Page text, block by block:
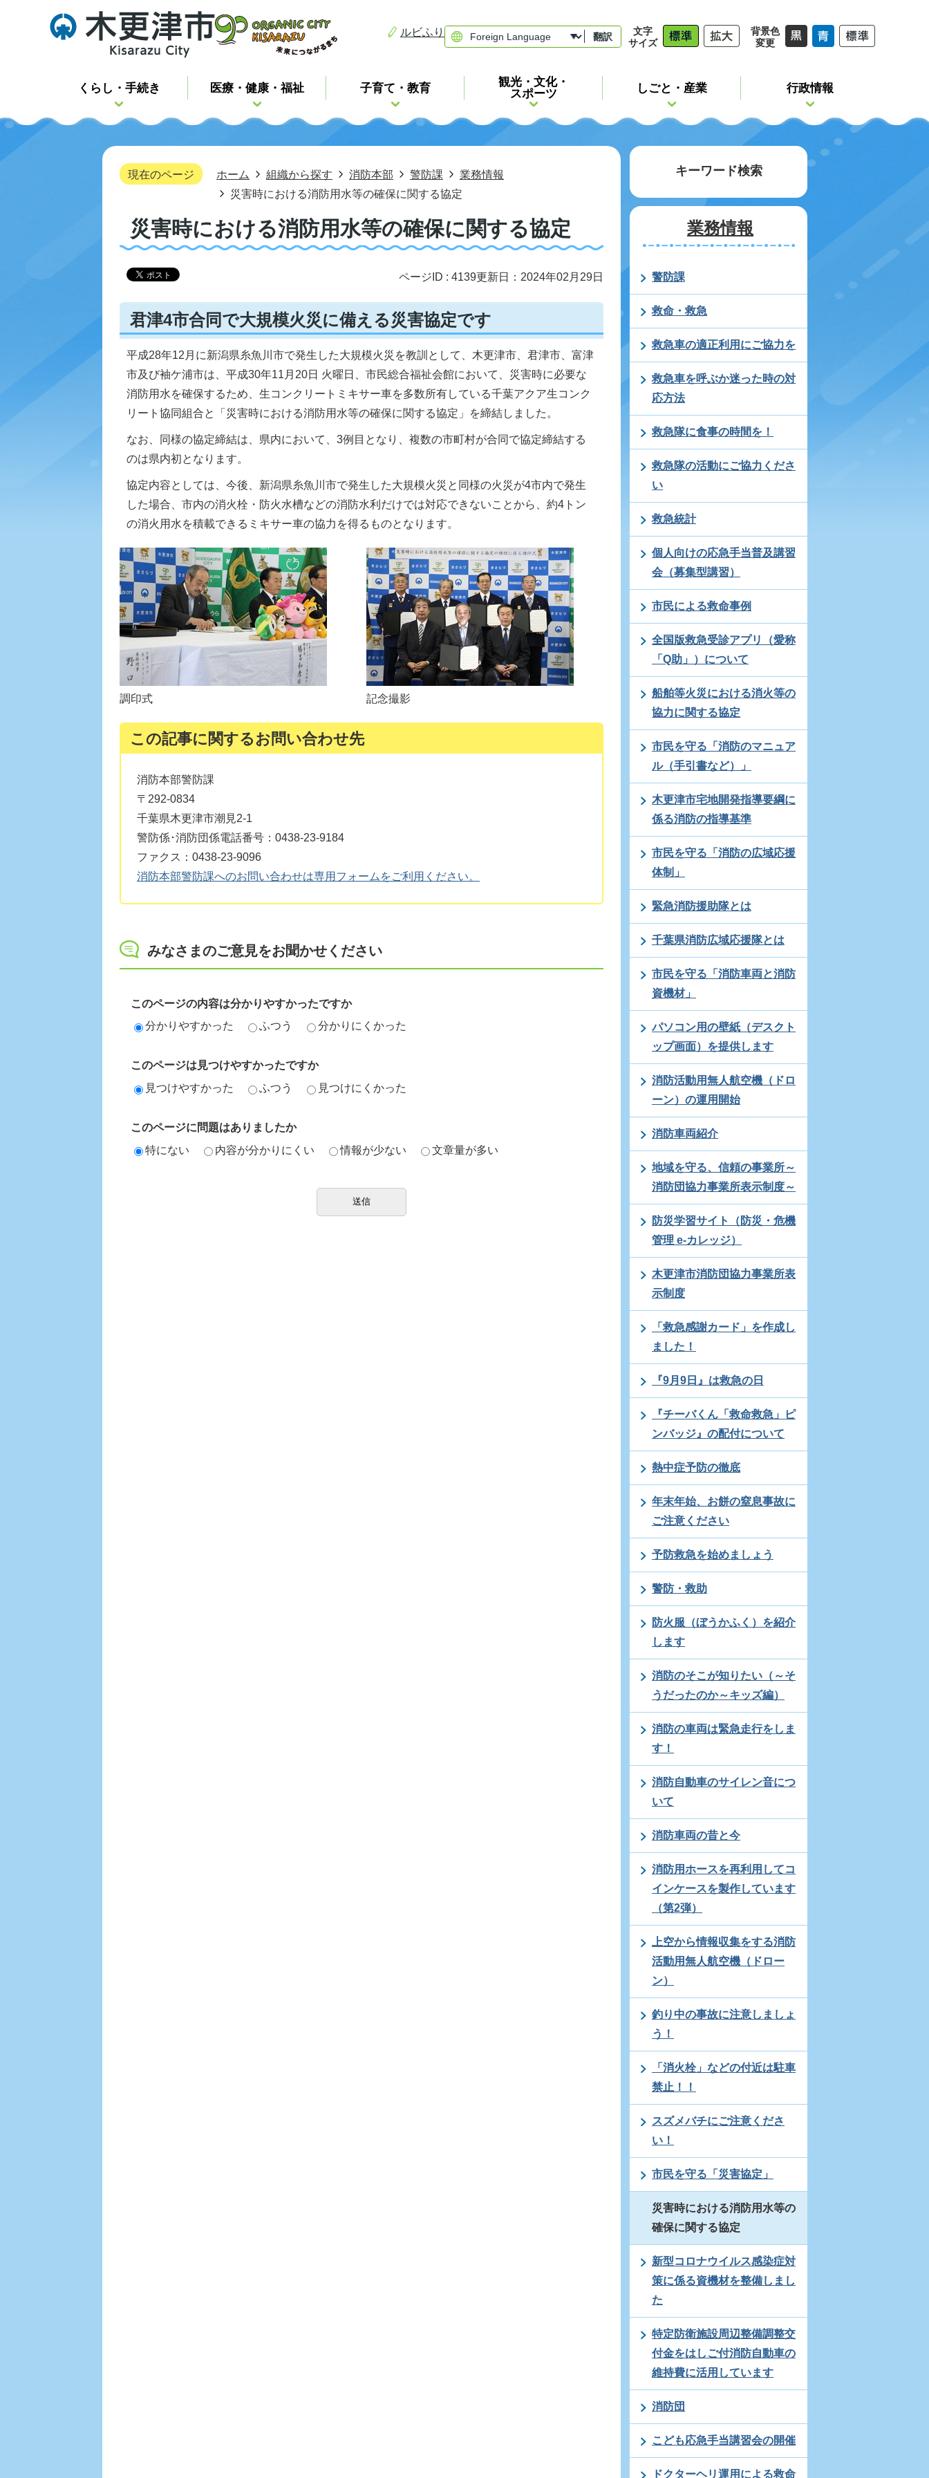
ルビふり 翻訳
文字
サイズ
背景色
変更
くらし・手続き 医療・健康・福祉 子育て・教育
観光・文化・
スポーツ
しごと・産業 行政情報
現在のページ ホーム 組織から探す 消防本部 警防課
業務情報
災害時における消防用水等の確保に関する協定
災害時における消防用水等の確保に関する協定
ページID : 4139更新日：2024年02月29日
君津4市合同で大規模火災に備える災害協定です
平成28年12月に新潟県糸魚川市で発生した大規模火災を教訓として、木更津市、君津市、富津
市及び袖ケ浦市は、平成30年11月20日 火曜日、市民総合福祉会館において、災害時に必要な
消防用水を確保するため、生コンクリートミキサー車を多数所有している千葉アクア生コンク
リート協同組合と「災害時における消防用水等の確保に関する協定」を締結しました。
なお、同様の協定締結は、県内において、3例目となり、複数の市町村が合同で協定締結する
のは県内初となります。
協定内容としては、今後、新潟県糸魚川市で発生した大規模火災と同様の火災が4市内で発生
した場合、市内の消火栓・防火水槽などの消防水利だけでは対応できないことから、約4トン
の消火用水を積載できるミキサー車の協力を得るものとなります。
調印式 記念撮影
この記事に関するお問い合わせ先
消防本部警防課
〒292-0834
千葉県木更津市潮見2-1
警防係･消防団係電話番号：0438-23-9184
ファクス：0438-23-9096
消防本部警防課へのお問い合わせは専用フォームをご利用ください。
みなさまのご意見をお聞かせください
このページの内容は分かりやすかったですか
分かりやすかった
ふつう 分かりにくかった
このページは見つけやすかったですか
見つけやすかった
ふつう 見つけにくかった
このページに問題はありましたか
特にない
内容が分かりにくい 情報が少ない 文章量が多い
キーワード検索
業務情報
警防課
救命・救急
救急車の適正利用にご協力を
救急車を呼ぶか迷った時の対
応方法
救急隊に食事の時間を！
救急隊の活動にご協力くださ
い
救急統計
個人向けの応急手当普及講習
会（募集型講習）
市民による救命事例
全国版救急受診アプリ（愛称
「Q助」）について
船舶等火災における消火等の
協力に関する協定
市民を守る「消防のマニュア
ル（手引書など）」
木更津市宅地開発指導要綱に
係る消防の指導基準
市民を守る「消防の広域応援
体制」
緊急消防援助隊とは
千葉県消防広域応援隊とは
市民を守る「消防車両と消防
資機材」
パソコン用の壁紙（デスクト
ップ画面）を提供します
消防活動用無人航空機（ドロ
ーン）の運用開始
消防車両紹介
地域を守る、信頼の事業所～
消防団協力事業所表示制度～
防災学習サイト（防災・危機
管理 e-カレッジ）
木更津市消防団協力事業所表
示制度
「救急感謝カード」を作成し
ました！
『9月9日』は救急の日
『チーバくん「救命救急」ピ
ンバッジ』の配付について
熱中症予防の徹底
年末年始、お餅の窒息事故に
ご注意ください
予防救急を始めましょう
警防・救助
防火服（ぼうかふく）を紹介
します
消防のそこが知りたい（～そ
うだったのか～キッズ編）
消防の車両は緊急走行をしま
す！
消防自動車のサイレン音につ
いて
消防車両の昔と今
消防用ホースを再利用してコ
インケースを製作しています
（第2弾）
上空から情報収集をする消防
活動用無人航空機（ドロー
ン）
釣り中の事故に注意しましょ
う！
「消火栓」などの付近は駐車
禁止！！
スズメバチにご注意くださ
い！
市民を守る「災害協定」
災害時における消防用水等の
確保に関する協定
新型コロナウイルス感染症対
策に係る資機材を整備しまし
た
特定防衛施設周辺整備調整交
付金をはしご付消防自動車の
維持費に活用しています
消防団
こども応急手当講習会の開催
ドクターヘリ運用による救命